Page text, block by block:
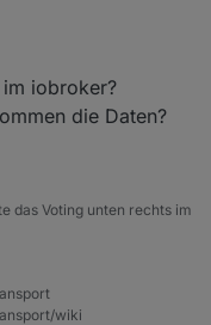
erkennt das NSPanel
ich auch gerne mit
alias. ..."
probiert. Weiß
iobroker?
die Daten?
das Voting unten rechts im
wiki